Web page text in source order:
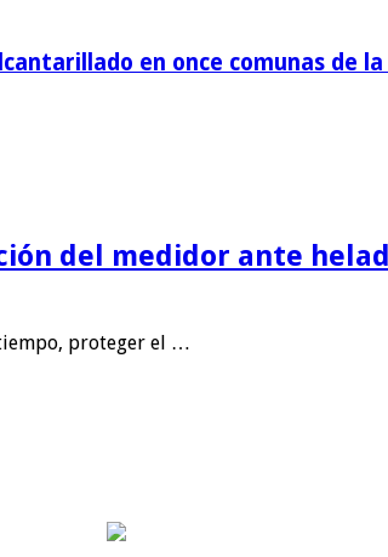
en once comunas de la
del medidor ante
proteger el …